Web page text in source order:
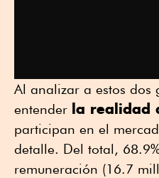
Al analizar a estos dos
entender la realidad
participan en el
detalle. Del total,
remuneración (16.7